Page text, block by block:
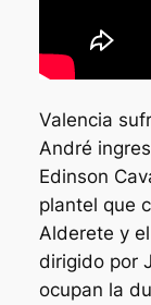
Valencia
André
Edinson
plantel que
Alderete y
dirigido por
ocupan la